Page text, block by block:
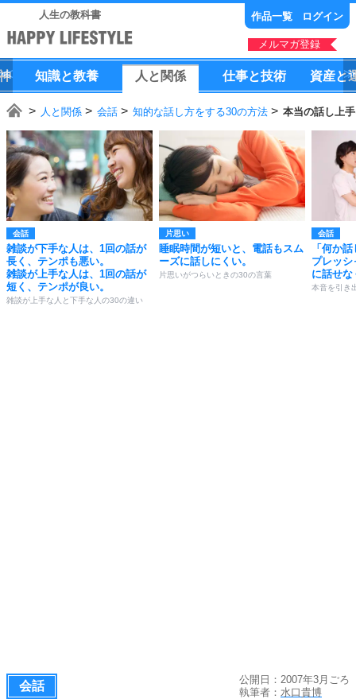
人生の教科書 作品一覧 ログイン
メルマガ登録
知識と教養 人 と 関係 仕事と技術 資産と
人と関係 会話 知的な話し方をする30の方法 本当の話し上
会話
雑談が下手な人は、1回の話が
長く、テンポも悪い。
雑談が上手な人は、1回の話が
短く、テンポが良い。
雑談が上手な人と下手な人の30の違い
片思い
睡眠時間が短いと、電話もスム
ーズに話しにくい。
片思いがつらいときの30の言葉
会話
「何か
プレッ
に話せな
本音を引き
会話
公開日：2007年3月ごろ
執筆者： 水口貴博